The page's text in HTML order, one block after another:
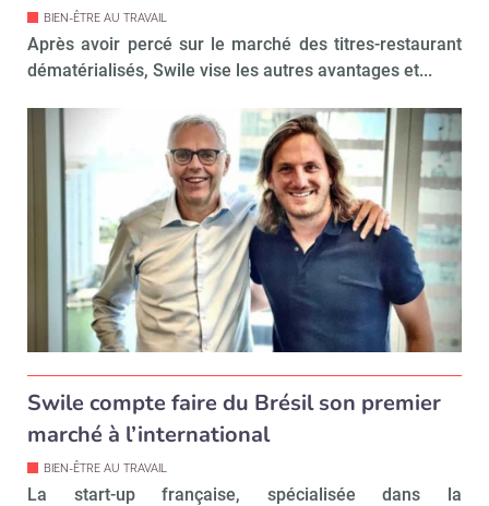
BIEN-ÊTRE AU TRAVAIL
Après avoir percé sur le marché des titres-restaurant
dématérialisés, Swile vise les autres avantages et...
Swile compte faire du Brésil son premier
marché à l’international
BIEN-ÊTRE AU TRAVAIL
La start-up française, spécialisée dans la